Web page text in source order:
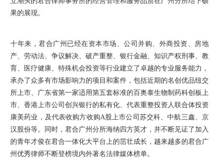
果的展现。
十年来，君合广州已经在资本市场、公司并购、外商投资、房地
产、劳动法、争议解决、破产重整、银行金融、知识产权刑事、教
育、医疗健康、特殊机会投资等行业建立了卓越的专业服务能力，
承办了众多有市场影响力的项目和案件，包括近期的名创优品纽交
所上市、广东省第一家适用第五套标准的百奥泰生物制药科创板上
市、香港上市公司创兴银行的私有化、代表重整投资人联合体投资
康美药业，及代表收购方收购A股上市公司苏交科、中航三鑫、京
汉股份等。同时，君合广州分所海纳四方英才，并不断见证了加入
的青年才俊在君合一体化大平台上的茁壮成长，越来越多的君合广
州优秀律师不断登榜境内外著名法律媒体榜单。